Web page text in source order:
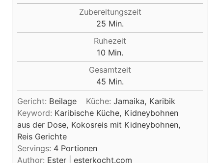
i
n
u
t
e
n
Zubereitungszeit
25 M
i
n
u
t
e
n
Min.
Ruhezeit
10 M
i
n
u
t
e
n
Min.
Gesamtzeit
45 M
i
n
u
t
Min.
Gericht: Beilage Küche:Jamaika, Karibik
Keyword: Karibische Küche, Kidneybohnen
aus der Dose, Kokosreis mit Kidneybohnen,
Reis Gerichte
Servings: 4 Portionen
Author: Ester | esterkocht.com